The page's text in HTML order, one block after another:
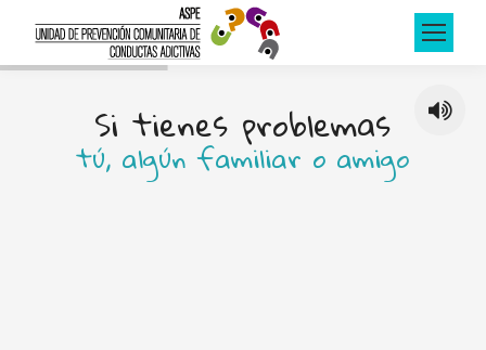
Si tienes problemas
tú, algún familiar o amigo